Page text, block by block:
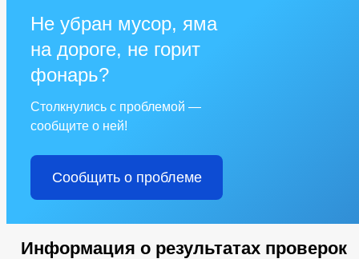
Не убран мусор, яма
на дороге, не горит
фонарь?
Столкнулись с проблемой —
сообщите о ней!
Сообщить о проблеме
Информация о результатах проверок